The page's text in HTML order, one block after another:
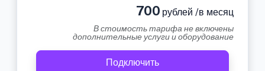
700 рублей /в месяц
В стоимость тарифа не включены
дополнительные услуги и оборудование
Подключить